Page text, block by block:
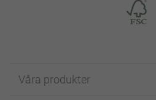
Våra produkter